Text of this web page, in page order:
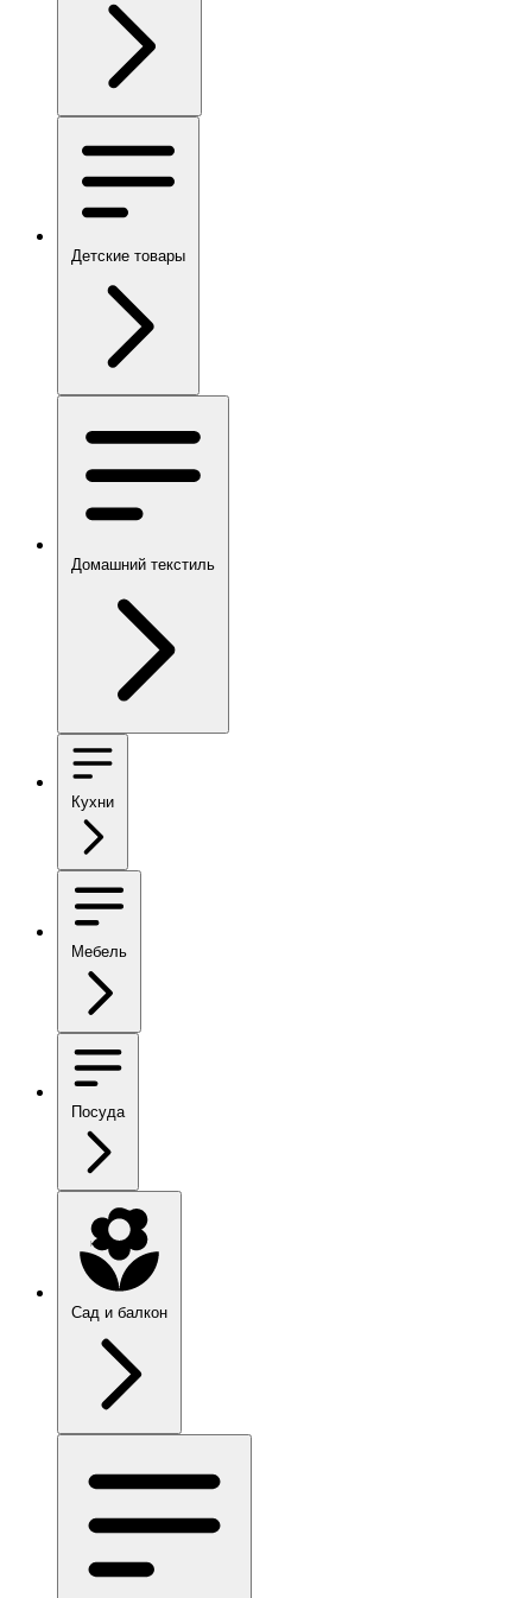
Детские товары
Домашний текстиль
Кухни
Мебель
Посуда
Сад и балкон